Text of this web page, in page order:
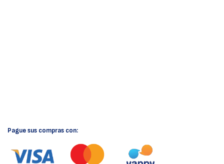
Pague sus compras con: